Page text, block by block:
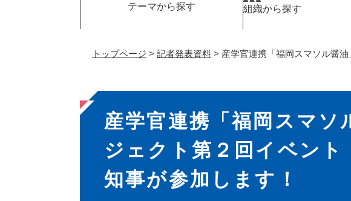
テーマから探す 組織から探す
トップページ > 記者発表資料 > 産学官連携「福岡スマソル醤
本
文
産学官連携「福岡スマソ
ジェクト第２回イベント
知事が参加します！